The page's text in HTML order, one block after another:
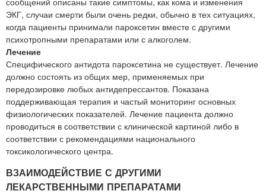
ЭКГ, случаи смерти были очень редки, обычно в тех ситуациях,
когда пациенты принимали пароксетин вместе с другими
психотропными препаратами или с алкоголем.
Лечение
Специфического антидота пароксетина не существует. Лечение
должно состоять из общих мер, применяемых при
передозировке любых антидепрессантов. Показана
поддерживающая терапия и частый мониторинг основных
физиологических показателей. Лечение пациента должно
проводиться в соответствии с клинической картиной либо в
соответствии с рекомендациями национального
токсикологического центра.
ВЗАИМОДЕЙСТВИЕ С ДРУГИМИ
ЛЕКАРСТВЕННЫМИ ПРЕПАРАТАМИ